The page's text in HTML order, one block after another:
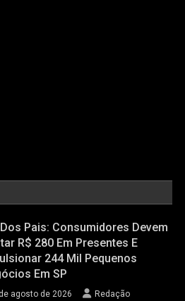
Pais: Consumidores Devem
R$ 280 Em Presentes E
244 Mil Pequenos
Em SP
agosto de 2026 Redação